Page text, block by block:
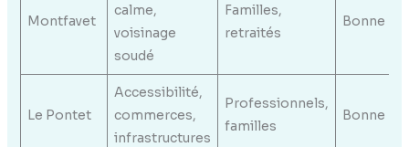
Montfavet
calme,
voisinage
soudé
Familles,
retraités
Bonne
Le Pontet
Accessibilité,
commerces,
infrastructures
Professionnels,
familles
Bonne